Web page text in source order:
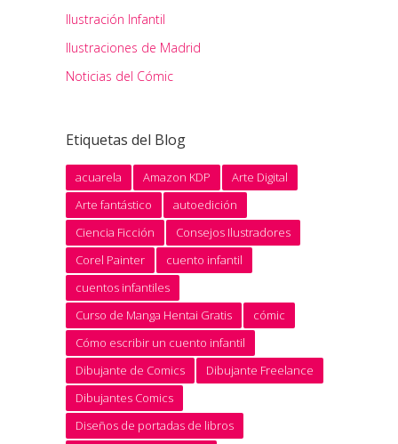
Ilustración Infantil
Ilustraciones de Madrid
Noticias del Cómic
Etiquetas del Blog
acuarela Amazon KDP
Arte Digital
Arte fantástico
autoedición
Ciencia Ficción
Consejos Ilustradores
Corel Painter
cuento infantil
cuentos infantiles
Curso de Manga Hentai Gratis
cómic
Cómo escribir un cuento infantil
Dibujante de Comics
Dibujante Freelance
Dibujantes Comics
Diseños de portadas de libros